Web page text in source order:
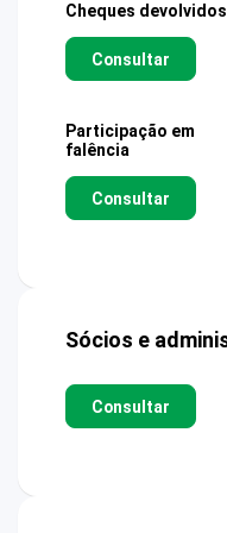
Cheques devolvidos
Consultar
Participação em
falência
Consultar
Sócios e
Consultar